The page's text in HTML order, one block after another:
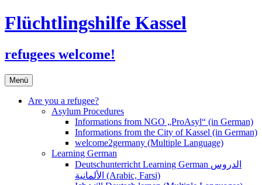
Flüchtlingshilfe Kassel
refugees welcome!
Menü Zum
Inhalt
springen
Are you a refugee?
Asylum Procedures
Informations from NGO „ProAsyl“ (in German)
Informations from the City of Kassel (in German)
welcome2germany (Multiple Language)
Learning German
Deutschunterricht Learning German الدروس
الألمانية (Arabic, Farsi)